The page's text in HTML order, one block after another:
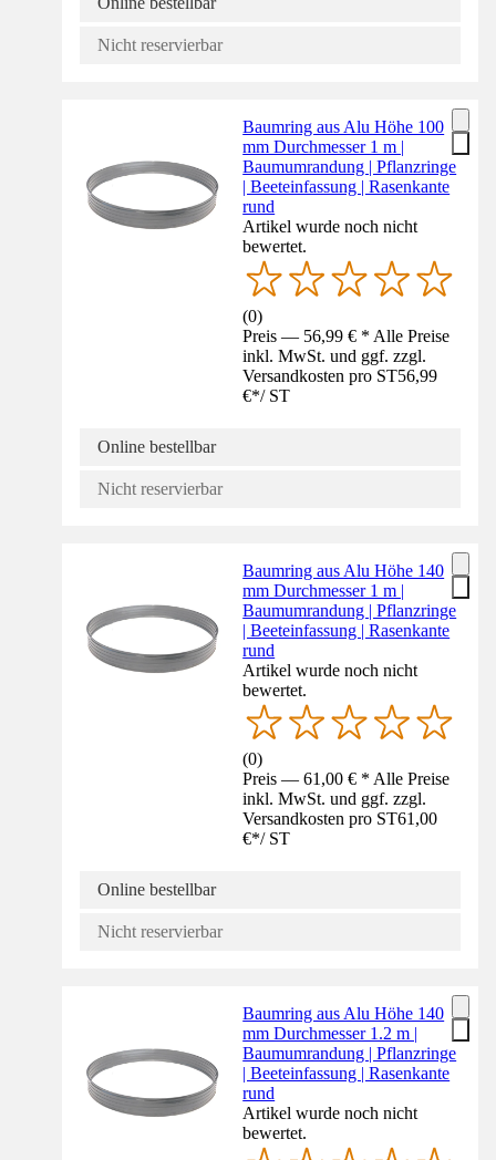
Nicht reservierbar
Baumring aus Alu Höhe 100
mm Durchmesser 1 m |
Baumumrandung | Pflanzringe
| Beeteinfassung | Rasenkante
rund
Artikel wurde noch nicht
bewertet.
(0)
Preis — 56,99 € * Alle Preise
inkl. MwSt. und ggf. zzgl.
Versandkosten pro ST56,99
€*/ ST
Online bestellbar
Nicht reservierbar
Baumring aus Alu Höhe 140
mm Durchmesser 1 m |
Baumumrandung | Pflanzringe
| Beeteinfassung | Rasenkante
rund
Artikel wurde noch nicht
bewertet.
(0)
Preis — 61,00 € * Alle Preise
inkl. MwSt. und ggf. zzgl.
Versandkosten pro ST61,00
€*/ ST
Online bestellbar
Nicht reservierbar
Baumring aus Alu Höhe 140
mm Durchmesser 1.2 m |
Baumumrandung | Pflanzringe
| Beeteinfassung | Rasenkante
rund
Artikel wurde noch nicht
bewertet.